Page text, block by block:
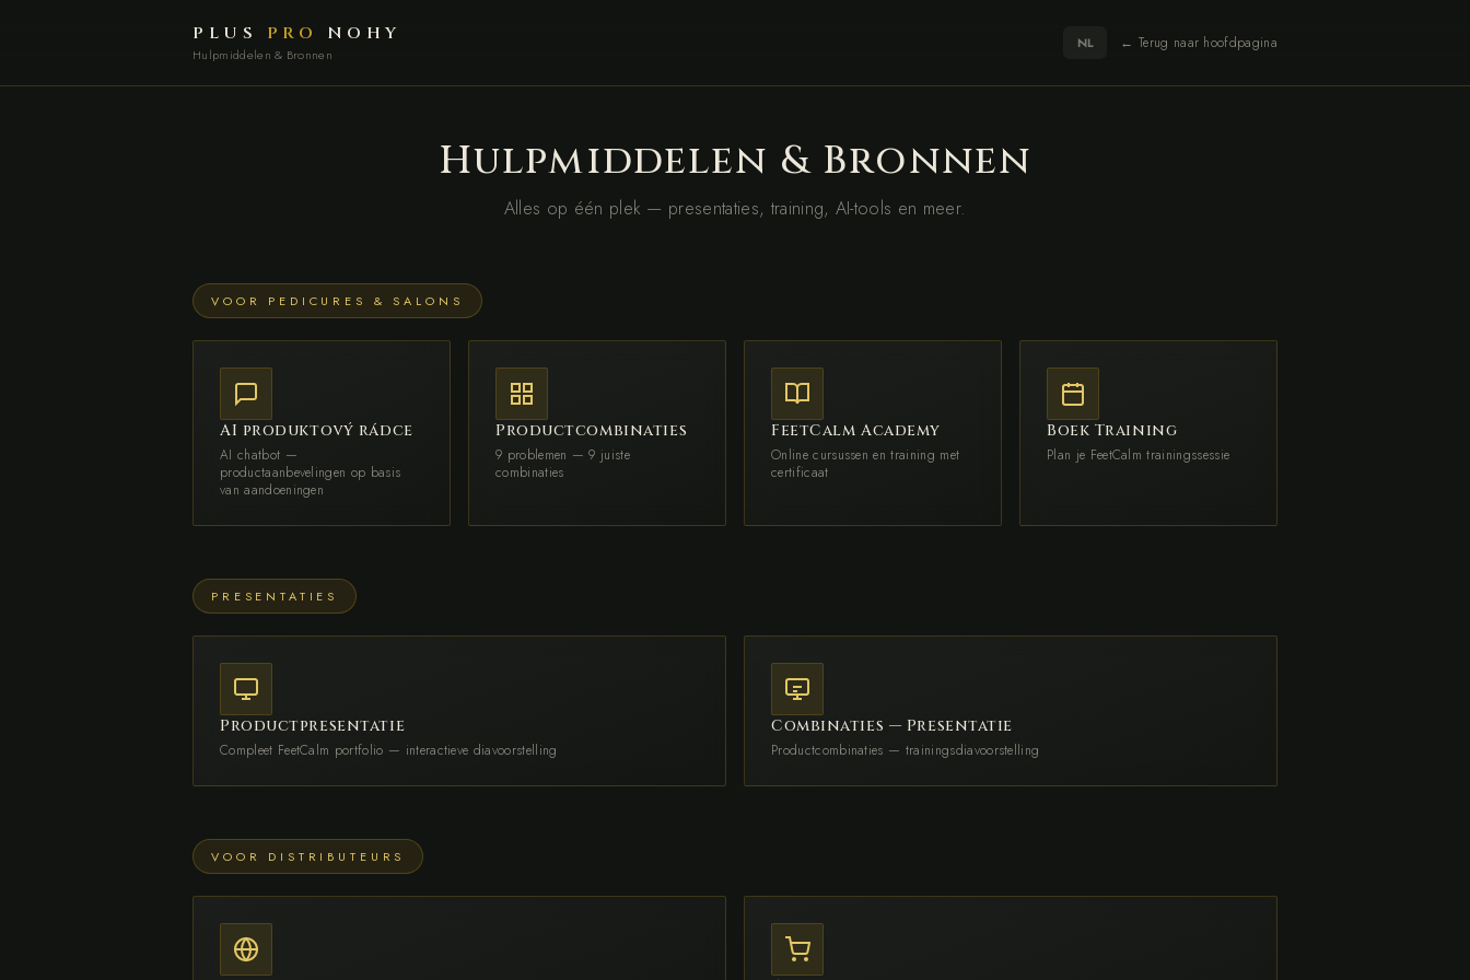
PLUS PRO NOHY
Hulpmiddelen & Bronnen
NL ← Terug naar hoofdpagina
Hulpmiddelen & Bronnen
Alles op één plek — presentaties, training, AI-tools en meer.
VOOR PEDICURES & SALONS
AI produktový rádce
AI chatbot —
productaanbevelingen op basis
van aandoeningen
Productcombinaties
9 problemen — 9 juiste
combinaties
FeetCalm Academy
Online cursussen en training met
certificaat
Boek Training
Plan je FeetCalm trainingssessie
PRESENTATIES
Productpresentatie
Compleet FeetCalm portfolio — interactieve diavoorstelling
Combinaties — Presentatie
Productcombinaties — trainingsdiavoorstelling
VOOR DISTRIBUTEURS